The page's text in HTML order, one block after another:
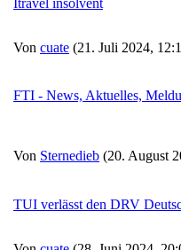
Itravel insolvent
Von cuate (21. Juli 2024,
FTI - News, Aktuelles,
Von Sternedieb (20. August
TUI verlässt den DRV